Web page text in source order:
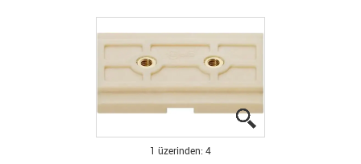
igus-icon-lupe
igus-icon-lupe
igus-icon-lupe
igus-icon-lupe
1 üzerinden: 4